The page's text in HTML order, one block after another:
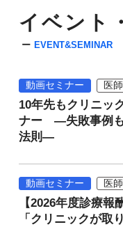
イベント
EVENT&SEMINAR
動画セミナー 医師
10年先もクリニッ
ナー ―失敗事例も
法則―
動画セミナー 医師
【2026年度診療
「クリニックが取